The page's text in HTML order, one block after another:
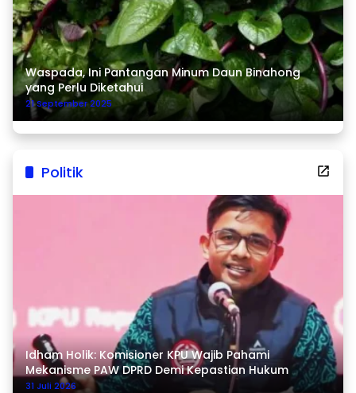
Waspada, Ini Pantangan Minum Daun Binahong
yang Perlu Diketahui
21 September 2025
Politik
Idham Holik: Komisioner KPU Wajib Pahami
Mekanisme PAW DPRD Demi Kepastian Hukum
31 Juli 2026